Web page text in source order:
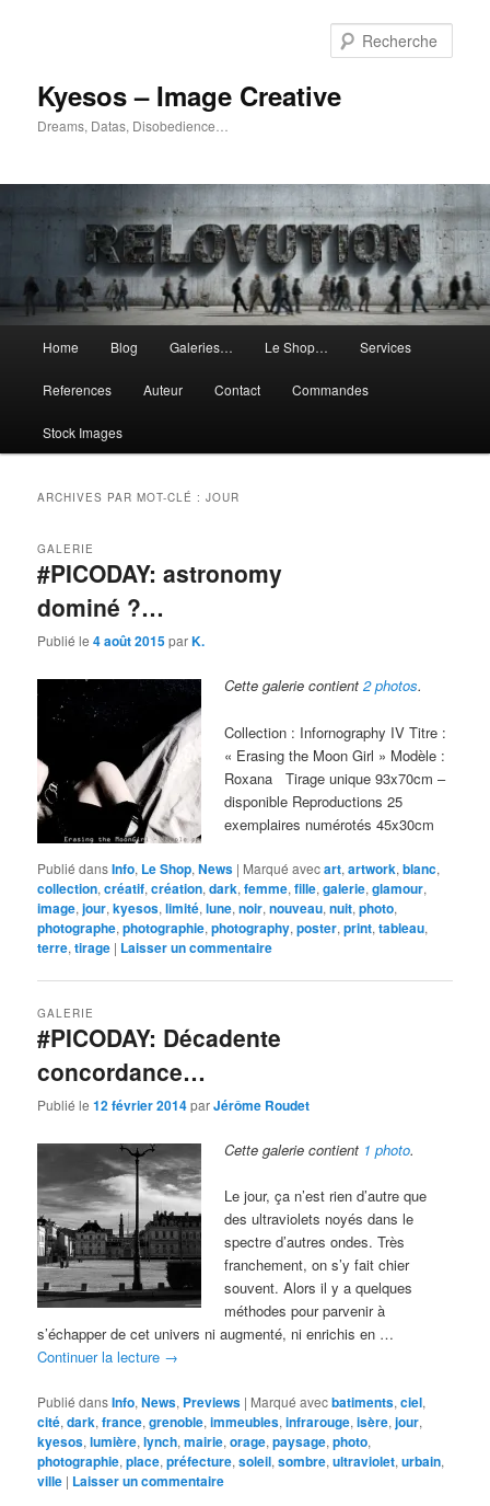
Kyesos – Image Creative
Dreams, Datas, Disobedience…
principal
Home Blog Galeries… Le Shop… Services
References Auteur Contact Commandes
Stock Images
ARCHIVES PAR MOT-CLÉ :JOUR
#PICODAY: astronomy
dominé ?…
GALERIE
Publié le4 août 2015parK.
Cette galerie contient2 photos.
Collection : Infornography IV Titre :
« Erasing the Moon Girl » Modèle :
Roxana Tirage unique 93x70cm –
disponible Reproductions 25
exemplaires numérotés 45x30cm
Publié dansInfo, Le Shop,News | Marqué avecart,artwork,blanc,
collection,créatif,création,dark,femme,fille,galerie,glamour,
image,jour,kyesos,limité,lune,noir,nouveau,nuit,photo,
photographe,photographie,photography,poster,print,tableau,
terre,tirage | Laisser un commentaire
#PICODAY: Décadente
concordance…
GALERIE
Publié le12 février 2014parJérôme Roudet
Cette galerie contient 1 photo.
Le jour, ça n’est rien d’autre que
des ultraviolets noyés dans le
spectre d’autres ondes. Très
franchement, on s’y fait chier
souvent. Alors il y a quelques
méthodes pour parvenir à
s’échapper de cet univers ni augmenté, ni enrichis en …
Continuer la lecture →
Publié dansInfo,News, Previews | Marqué avecbatiments,ciel,
cité,dark,france,grenoble,immeubles,infrarouge,isère,jour,
kyesos,lumière,lynch,mairie,orage,paysage,photo,
photographie,place,préfecture,soleil,sombre,ultraviolet,urbain,
ville | Laisser un commentaire